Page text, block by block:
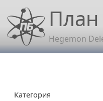
Перейти к основному
План
Hegemon
Категория